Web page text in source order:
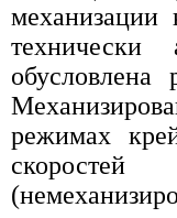
технически
обусловлена
режимах